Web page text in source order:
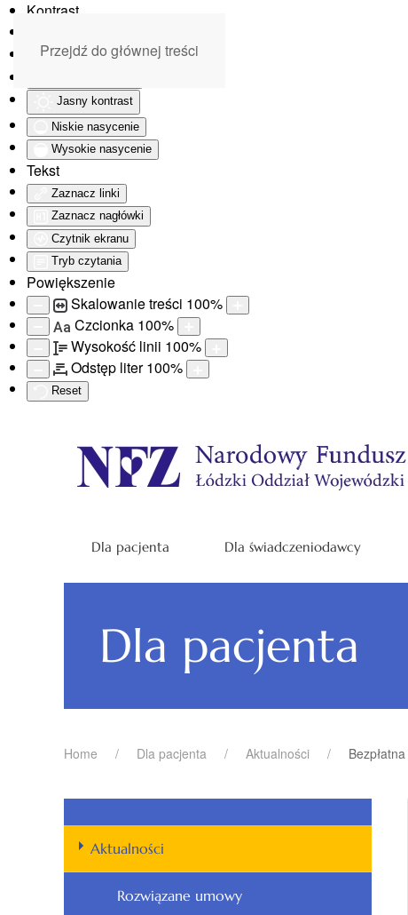
Kontrast
Monochromatyczny
Jasny kontrast
Niskie nasycenie
Wysokie nasycenie
Tekst
Zaznacz linki
Zaznacz nagłówki
Czytnik ekranu
Tryb czytania
Powiększenie
Skalowanie treści 100%
Aa Czcionka 100%
Wysokość linii 100%
Odstęp liter100%
Reset
Przejdź do głównej treści
Dla pacjenta Dla świadczeniodawcy
Dla pacjenta
Home Dla pacjenta Aktualności
Aktualności
Rozwiązane umowy